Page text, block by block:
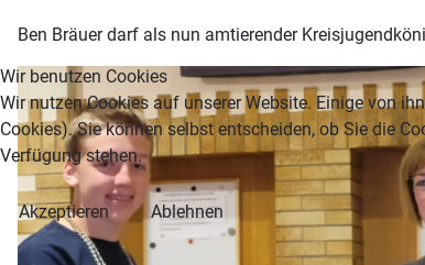
Ben Bräuer darf als nun amtierender
Wir benutzen Cookies
Wir nutzen Cookies auf unserer Website. Einige von
Cookies). Sie können selbst entscheiden, ob Sie die
Verfügung stehen.
Akzeptieren Ablehnen